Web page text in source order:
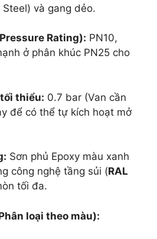
và gang dẻo.
Rating): PN10,
ở phân khúc PN25 cho
thiểu: 0.7 bar (Van cần
để có thể tự kích hoạt mở
Sơn phủ Epoxy màu xanh
công nghệ tầng sủi (RAL
tối đa.
loại theo màu):